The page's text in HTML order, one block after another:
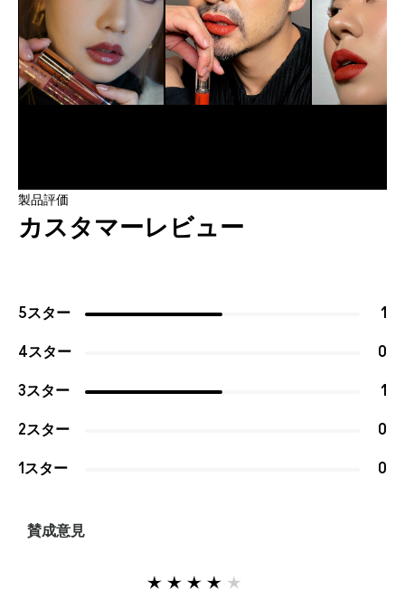
製品評価
カスタマーレビュー
5スター 1
4スター 0
3スター 1
2スター 0
1スター 0
賛成意見